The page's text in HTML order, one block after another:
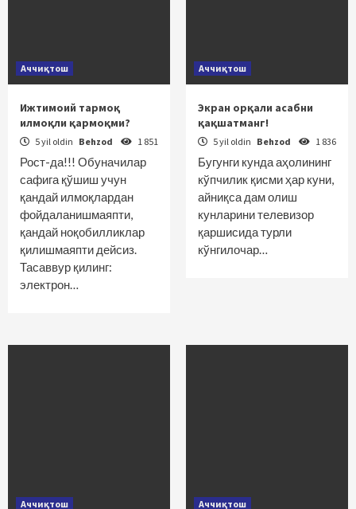
Аччиқтош
Ижтимоий тармоқ
илмоқли қармоқми?
5 yil oldin Behzod 1 851
Рост-да!!! Обуначилар
сафига қўшиш учун
қандай илмоқлардан
фойдаланишмаяпти,
қандай ноқобилликлар
қилишмаяпти дейсиз.
Тасаввур қилинг:
электрон…
Аччиқтош
Экран орқали асабни
қақшатманг!
5 yil oldin Behzod 1 836
Бугунги кунда аҳолининг
кўпчилик қисми ҳар куни,
айниқса дам олиш
кунларини телевизор
қаршисида турли
кўнгилочар…
Аччиқтош Аччиқтош